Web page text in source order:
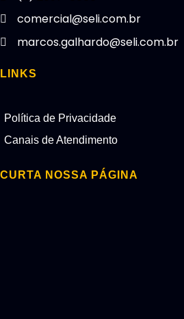
comercial@seli.com.br
marcos.galhardo@seli.com.br
LINKS
Política de Privacidade
Canais de Atendimento
CURTA NOSSA PÁGINA